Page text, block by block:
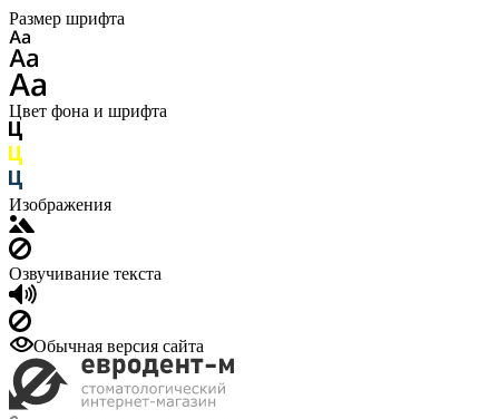
Размер шрифта
Цвет фона и шрифта
Изображения
Озвучивание текста
Обычная версия сайта